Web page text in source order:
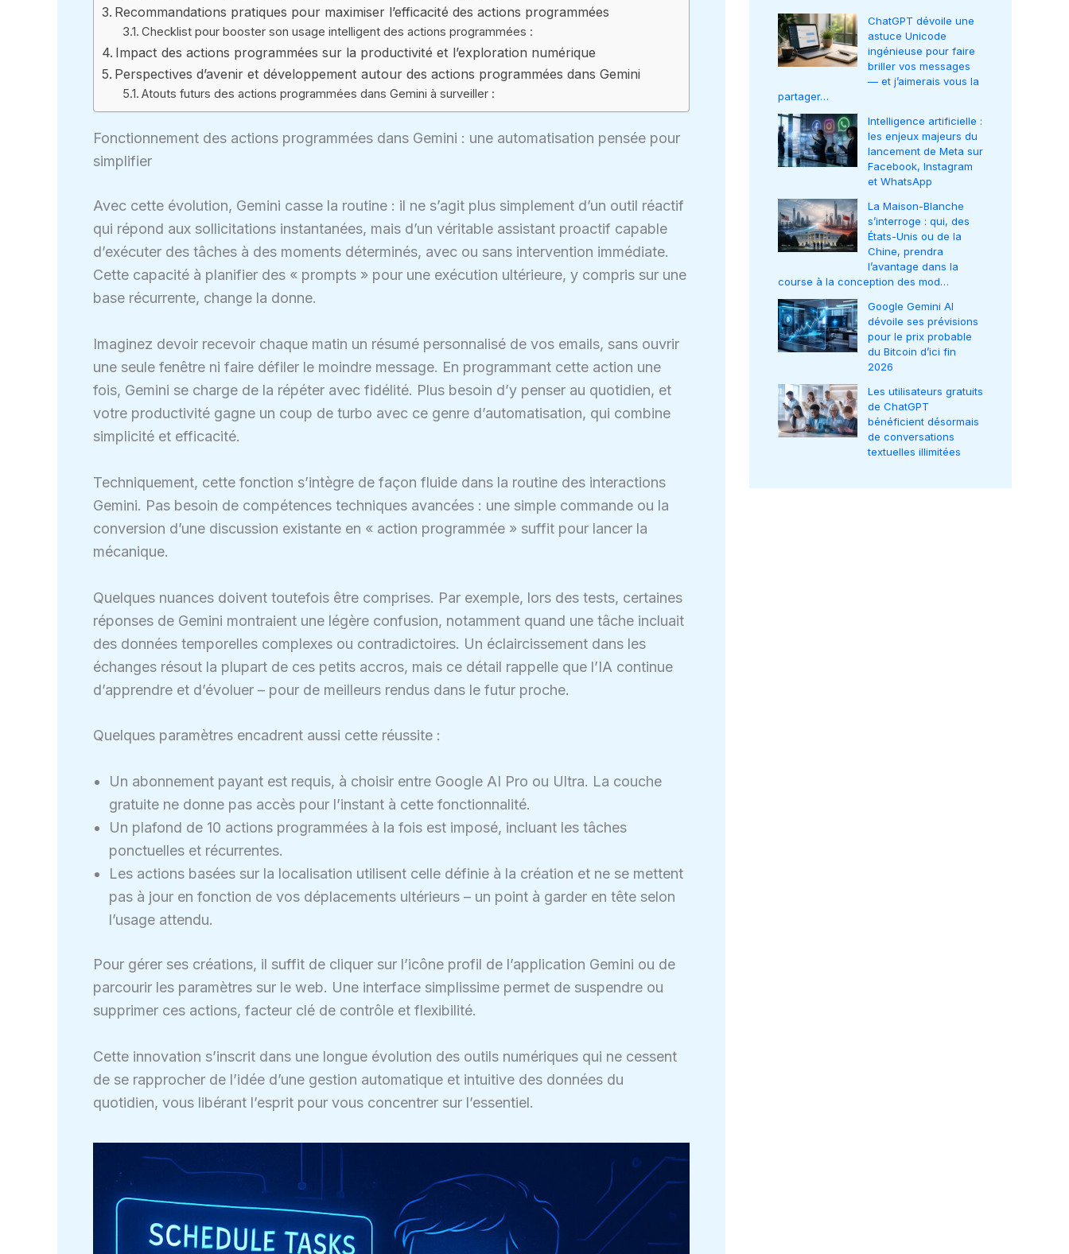
Recommandations pratiques pour maximiser l’efficacité des actions programmées
Checklist pour booster son usage intelligent des actions programmées :
Impact des actions programmées sur la productivité et l’exploration numérique
Perspectives d’avenir et développement autour des actions programmées dans Gemini
Atouts futurs des actions programmées dans Gemini à surveiller :
Fonctionnement des actions programmées dans Gemini : une automatisation pensée pour
simplifier
Avec cette évolution, Gemini casse la routine : il ne s’agit plus simplement d’un outil réactif
qui répond aux sollicitations instantanées, mais d’un véritable assistant proactif capable
d’exécuter des tâches à des moments déterminés, avec ou sans intervention immédiate.
Cette capacité à planifier des « prompts » pour une exécution ultérieure, y compris sur une
base récurrente, change la donne.
Imaginez devoir recevoir chaque matin un résumé personnalisé de vos emails, sans ouvrir
une seule fenêtre ni faire défiler le moindre message. En programmant cette action une
fois, Gemini se charge de la répéter avec fidélité. Plus besoin d’y penser au quotidien, et
votre productivité gagne un coup de turbo avec ce genre d’automatisation, qui combine
simplicité et efficacité.
Techniquement, cette fonction s’intègre de façon fluide dans la routine des interactions
Gemini. Pas besoin de compétences techniques avancées : une simple commande ou la
conversion d’une discussion existante en « action programmée » suffit pour lancer la
mécanique.
Quelques nuances doivent toutefois être comprises. Par exemple, lors des tests, certaines
réponses de Gemini montraient une légère confusion, notamment quand une tâche incluait
des données temporelles complexes ou contradictoires. Un éclaircissement dans les
échanges résout la plupart de ces petits accros, mais ce détail rappelle que l’IA continue
d’apprendre et d’évoluer – pour de meilleurs rendus dans le futur proche.
Quelques paramètres encadrent aussi cette réussite :
Un abonnement payant est requis, à choisir entre Google AI Pro ou Ultra. La couche
gratuite ne donne pas accès pour l’instant à cette fonctionnalité.
Un plafond de 10 actions programmées à la fois est imposé, incluant les tâches
ponctuelles et récurrentes.
Les actions basées sur la localisation utilisent celle définie à la création et ne se mettent
pas à jour en fonction de vos déplacements ultérieurs – un point à garder en tête selon
l’usage attendu.
Pour gérer ses créations, il suffit de cliquer sur l’icône profil de l’application Gemini ou de
parcourir les paramètres sur le web. Une interface simplissime permet de suspendre ou
supprimer ces actions, facteur clé de contrôle et flexibilité.
Cette innovation s’inscrit dans une longue évolution des outils numériques qui ne cessent
de se rapprocher de l’idée d’une gestion automatique et intuitive des données du
quotidien, vous libérant l’esprit pour vous concentrer sur l’essentiel.
ChatGPT dévoile une
astuce Unicode
ingénieuse pour faire
briller vos messages
— et j’aimerais vous la
partager…
Intelligence artificielle :
les enjeux majeurs du
lancement de Meta sur
Facebook, Instagram
et WhatsApp
La Maison-Blanche
s’interroge : qui, des
États-Unis ou de la
Chine, prendra
l’avantage dans la
course à la conception des mod…
Google Gemini AI
dévoile ses prévisions
pour le prix probable
du Bitcoin d’ici fin
2026
Les utilisateurs gratuits
de ChatGPT
bénéficient désormais
de conversations
textuelles illimitées